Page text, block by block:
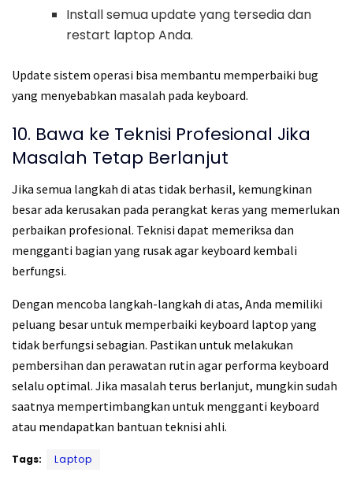
Install semua update yang tersedia dan
restart laptop Anda.
Update sistem operasi bisa membantu memperbaiki bug
yang menyebabkan masalah pada keyboard.
10. Bawa ke Teknisi Profesional Jika
Masalah Tetap Berlanjut
Jika semua langkah di atas tidak berhasil, kemungkinan
besar ada kerusakan pada perangkat keras yang memerlukan
perbaikan profesional. Teknisi dapat memeriksa dan
mengganti bagian yang rusak agar keyboard kembali
berfungsi.
Dengan mencoba langkah-langkah di atas, Anda memiliki
peluang besar untuk memperbaiki keyboard laptop yang
tidak berfungsi sebagian. Pastikan untuk melakukan
pembersihan dan perawatan rutin agar performa keyboard
selalu optimal. Jika masalah terus berlanjut, mungkin sudah
saatnya mempertimbangkan untuk mengganti keyboard
atau mendapatkan bantuan teknisi ahli.
Tags: Laptop